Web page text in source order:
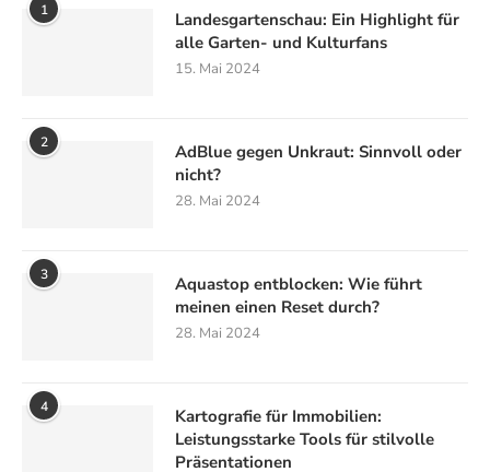
1
Landesgartenschau: Ein Highlight für
alle Garten- und Kulturfans
15. Mai 2024
2
AdBlue gegen Unkraut: Sinnvoll oder
nicht?
28. Mai 2024
3
Aquastop entblocken: Wie führt
meinen einen Reset durch?
28. Mai 2024
4
Kartografie für Immobilien:
Leistungsstarke Tools für stilvolle
Präsentationen